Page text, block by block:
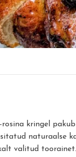
rosina kringel
naturaalse
valitud toorainet.